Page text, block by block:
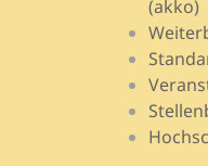
(akko)